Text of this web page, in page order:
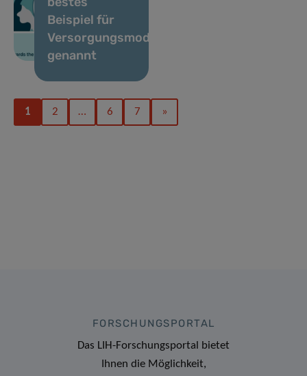
Beispiel für
Versorgungsmodelle
genannt
1 2 … 6 7 »
FORSCHUNGSPORTAL
Das LIH-Forschungsportal bietet
Ihnen die Möglichkeit,